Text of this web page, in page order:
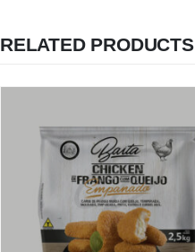
RELATED PRODUCTS